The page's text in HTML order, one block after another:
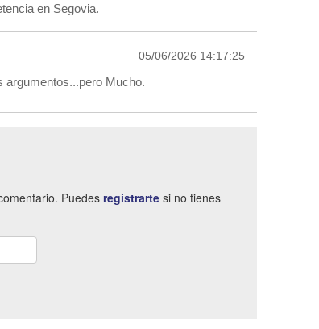
en Segovia.
05/06/2026 14:17:25
argumentos...pero Mucho.
Puedes registrarte si no tienes